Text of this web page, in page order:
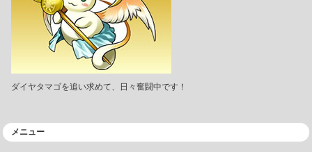
ダイヤタマゴを追い求めて、日々奮闘中です！
メニュー